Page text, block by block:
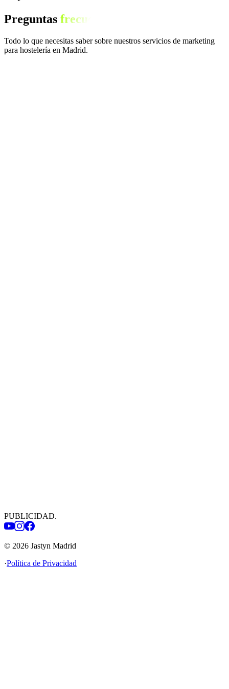
Preguntas frecuentes
Todo lo que necesitas saber sobre nuestros servicios de marketing
para hostelería en Madrid.
PUBLICIDAD.
© 2026 Jastyn Madrid
·Política de Privacidad